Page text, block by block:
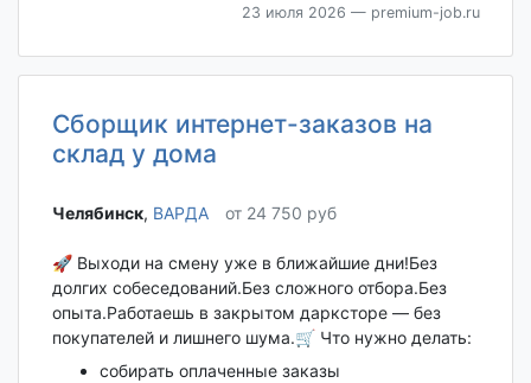
23 июля 2026 — premium-job.ru
Сборщик интернет-заказов на
склад у дома
Челябинск‎, ВАРДА от 24 750 руб
🚀 Выходи на смену уже в ближайшие дни!Без
долгих собеседований.Без сложного отбора.Без
опыта.Работаешь в закрытом дарксторе — без
покупателей и лишнего шума.🛒 Что нужно делать:
собирать оплаченные заказы